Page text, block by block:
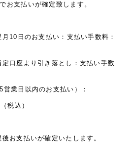
お支払いが確定致します。
10日のお支払い：支払い手数料：
定口座より引き落とし：支払い手数
業日以内のお支払い）：
税込）
お支払いが確定いたします。